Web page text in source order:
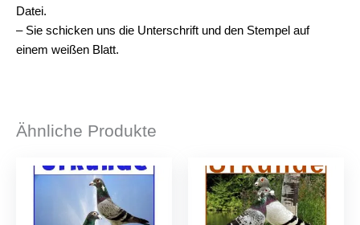
Datei.
– Sie schicken uns die Unterschrift und den Stempel auf
einem weißen Blatt.
Ähnliche Produkte